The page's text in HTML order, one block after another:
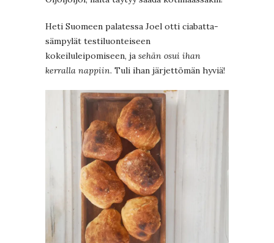
Heti Suomeen palatessa Joel otti ciabatta-
sämpylät testiluonteiseen
kokeiluleipomiseen, ja sehän osui ihan
kerralla nappiin. Tuli ihan järjettömän hyviä!